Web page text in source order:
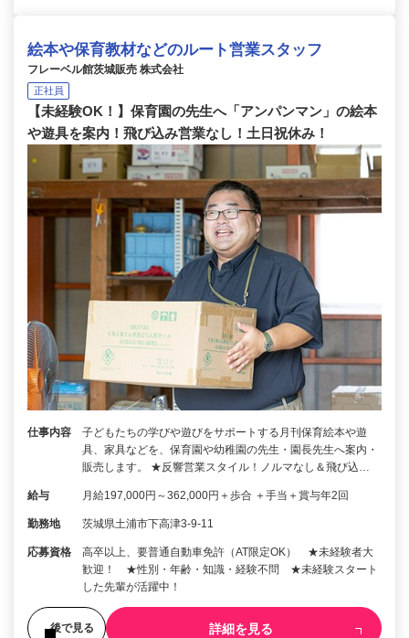
絵本や保育教材などのルート営業スタッフ
フレーベル館茨城販売 株式会社
正社員
【未経験OK！】保育園の先生へ「アンパンマン」の絵本
や遊具を案内！飛び込み営業なし！土日祝休み！
仕事内容
子どもたちの学びや遊びをサポートする月刊保育絵本や遊
具、家具などを、保育園や幼稚園の先生・園長先生へ案内・
販売します。 ★反響営業スタイル！ノルマなし＆飛び込…
給与 月給197,000円～362,000円＋歩合 ＋手当＋賞与年2回
勤務地 茨城県土浦市下高津3-9-11
応募資格
高卒以上、要普通自動車免許（AT限定OK） ★未経験者大
歓迎！ ★性別・年齢・知識・経験不問 ★未経験スタート
した先輩が活躍中！
後で見る 詳細を見る